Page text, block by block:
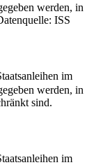
werden, in
ISS
im
werden, in
sind.
im